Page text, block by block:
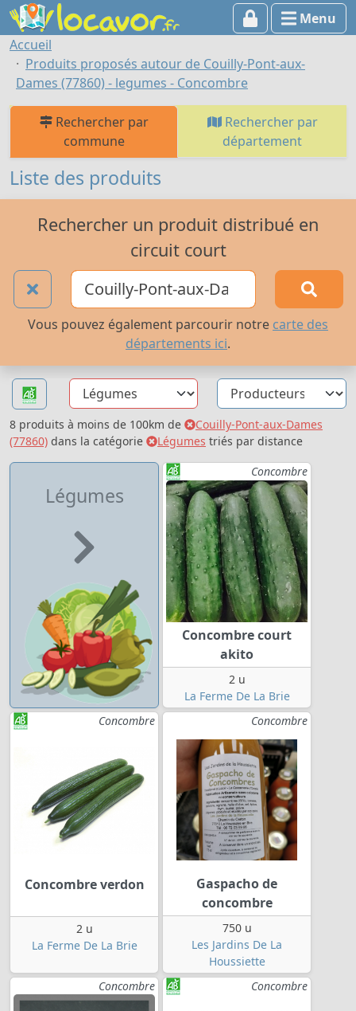
Menu
Accueil
Produits proposés autour de Couilly-Pont-aux-
Dames (77860) - legumes - Concombre
Rechercher par
commune
Rechercher par
département
Liste des produits
Rechercher un produit distribué en
circuit court
Vous pouvez également parcourir notre carte des
départements ici.
8 produits à moins de 100km de
Couilly-Pont-aux-Dames
(77860) dans la catégorie Légumes triés par distance
Légumes
Concombre
Concombre court
akito
2 u
La Ferme De La Brie
Concombre
Concombre verdon
2 u
La Ferme De La Brie
Concombre
Gaspacho de
concombre
750 u
Les Jardins De La
Houssiette
Concombre
Concombre